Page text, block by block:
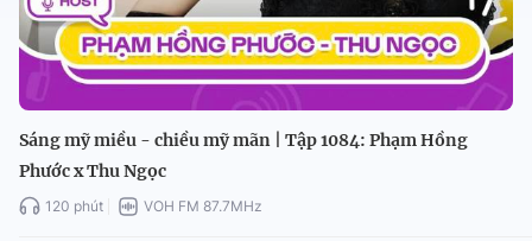
Sáng mỹ miều - chiều mỹ mãn | Tập 1084: Phạm Hồng
Phước x Thu Ngọc
120 phút VOH FM 87.7MHz